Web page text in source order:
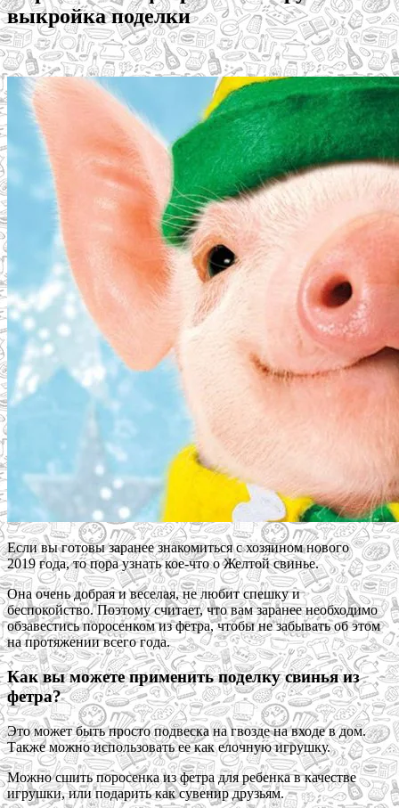
выкройка поделки
Если вы готовы заранее знакомиться с хозяином нового
2019 года, то пора узнать кое-что о Желтой свинье.
Она очень добрая и веселая, не любит спешку и
беспокойство. Поэтому считает, что вам заранее необходимо
обзавестись поросенком из фетра, чтобы не забывать об этом
на протяжении всего года.
Как вы можете применить поделку свинья из
фетра?
Это может быть просто подвеска на гвозде на входе в дом.
Также можно использовать ее как елочную игрушку.
Можно сшить поросенка из фетра для ребенка в качестве
игрушки, или подарить как сувенир друзьям.